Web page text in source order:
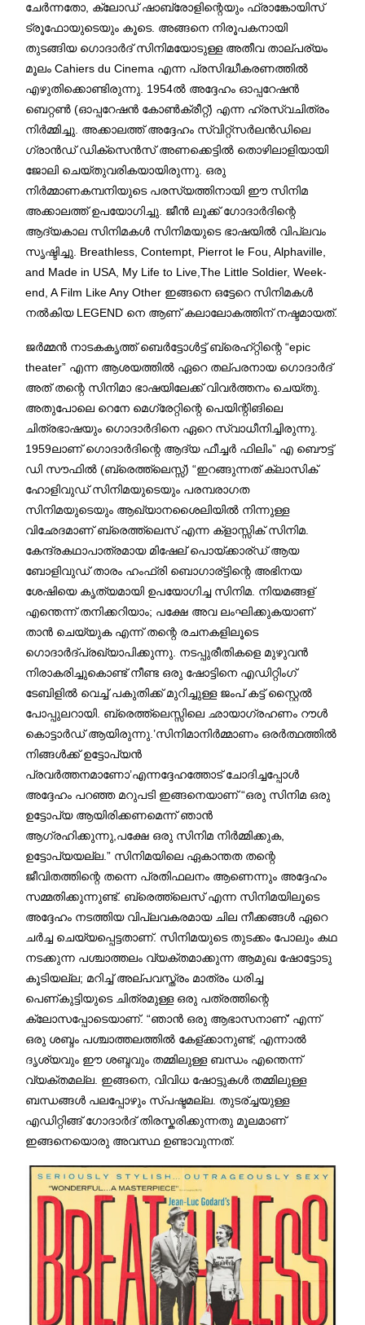
ചേർന്നതോ, ക്ലോഡ് ഷാബ്രോളിന്റെയും ഫ്രാങ്കോയിസ്
ട്രൂഫോയുടെയും കൂടെ. അങ്ങനെ നിരൂപകനായി
തുടങ്ങിയ ഗൊദാർദ് സിനിമയോടുള്ള അതീവ താല്പര്യം
മൂലം Cahiers du Cinema എന്ന പ്രസിദ്ധീകരണത്തിൽ
എഴുതിക്കൊണ്ടിരുന്നു. 1954ൽ അദ്ദേഹം ഓപ്പറേഷൻ
ബെറ്റൺ (ഓപ്പറേഷൻ കോൺക്രീറ്റ്) എന്ന ഹ്രസ്വചിത്രം
നിർമ്മിച്ചു. അക്കാലത്ത് അദ്ദേഹം സ്വിറ്റ്സർലൻഡിലെ
ഗ്രാൻഡ് ഡിക്സെൻസ് അണക്കെട്ടിൽ തൊഴിലാളിയായി
ജോലി ചെയ്തുവരികയായിരുന്നു. ഒരു
നിർമ്മാണകമ്പനിയുടെ പരസ്യത്തിനായി ഈ സിനിമ
അക്കാലത്ത് ഉപയോഗിച്ചു. ജീൻ ലൂക്ക് ഗോദാർദിന്റെ
ആദ്യകാല സിനിമകൾ സിനിമയുടെ ഭാഷയിൽ വിപ്ലവം
സൃഷ്ടിച്ചു. Breathless, Contempt, Pierrot le Fou, Alphaville,
and Made in USA, My Life to Live,The Little Soldier, Week-
end, A Film Like Any Other ഇങ്ങനെ ഒട്ടേറെ സിനിമകൾ
നൽകിയ LEGEND നെ ആണ് കലാലോകത്തിന് നഷ്ടമായത്.
ജർമ്മൻ നാടകകൃത്ത് ബെർട്ടോൾട്ട് ബ്രെഹ്റ്റിന്റെ “epic
theater” എന്ന ആശയത്തിൽ ഏറെ തല്പരനായ ഗൊദാർദ്
അത് തന്റെ സിനിമാ ഭാഷയിലേക്ക് വിവർത്തനം ചെയ്തു.
അതുപോലെ റെനേ മെഗ്രേറ്റിന്റെ പെയിന്റിങിലെ
ചിത്രഭാഷയും ഗൊദാർദിനെ ഏറെ സ്വാധീനിച്ചിരുന്നു.
1959ലാണ് ഗൊദാർദിന്റെ ആദ്യ ഫീച്ചർ ഫിലിം” എ ബൌട്ട്
ഡി സൗഫിൽ (ബ്രെത്ത്ലെസ്സ്) “ഇറങ്ങുന്നത് ക്ലാസിക്
ഹോളിവുഡ് സിനിമയുടെയും പരമ്പരാഗത
സിനിമയുടെയും ആഖ്യാനശൈലിയിൽ നിന്നുള്ള
വിഛേദമാണ് ബ്രെത്ത്ലെസ് എന്ന ക്ളാസ്സിക് സിനിമ.
കേന്ദ്രകഥാപാത്രമായ മിഷേല് പൊയ്ക്കാര്ഡ് ആയ
ബോളിവുഡ് താരം ഹംഫ്രി ബൊഗാര്ട്ടിന്റെ അഭിനയ
ശേഷിയെ കൃത്യമായി ഉപയോഗിച്ച സിനിമ. നിയമങ്ങള്
എന്തെന്ന് തനിക്കറിയാം; പക്ഷേ അവ ലംഘിക്കുകയാണ്
താൻ ചെയ്യുക എന്ന് തന്റെ രചനകളിലൂടെ
ഗൊദാർദ്പ്രഖ്യാപിക്കുന്നു. നടപ്പുരീതികളെ മുഴുവൻ
നിരാകരിച്ചുകൊണ്ട് നീണ്ട ഒരു ഷോട്ടിനെ എഡിറ്റിംഗ്
ടേബിളിൽ വെച്ച് പകുതിക്ക് മുറിച്ചുള്ള ജംപ് കട്ട് സ്റ്റൈൽ
പോപ്പുലറായി. ബ്രെത്ത്ലെസ്സിലെ ഛായാഗ്രഹണം റൗൾ
കൊട്ടാർഡ് ആയിരുന്നു.’സിനിമാനിർമ്മാണം ഒരർത്ഥത്തിൽ
നിങ്ങൾക്ക് ഉട്ടോപ്യൻ
പ്രവർത്തനമാണോ’എന്നദ്ദേഹത്തോട് ചോദിച്ചപ്പോൾ
അദ്ദേഹം പറഞ്ഞ മറുപടി ഇങ്ങനെയാണ് “ഒരു സിനിമ ഒരു
ഉട്ടോപ്യ ആയിരിക്കണമെന്ന് ഞാൻ
ആഗ്രഹിക്കുന്നു,പക്ഷേ ഒരു സിനിമ നിർമ്മിക്കുക,
ഉട്ടോപ്യയല്ല.” സിനിമയിലെ ഏകാന്തത തന്റെ
ജീവിതത്തിന്റെ തന്നെ പ്രതിഫലനം ആണെന്നും അദ്ദേഹം
സമ്മതിക്കുന്നുണ്ട്. ബ്രെത്ത്ലെസ് എന്ന സിനിമയിലൂടെ
അദ്ദേഹം നടത്തിയ വിപ്ലവകരമായ ചില നീക്കങ്ങൾ ഏറെ
ചർച്ച ചെയ്യപ്പെട്ടതാണ്. സിനിമയുടെ തുടക്കം പോലും കഥ
നടക്കുന്ന പശ്ചാത്തലം വ്യക്തമാക്കുന്ന ആമുഖ ഷോട്ടോടു
കൂടിയല്ല; മറിച്ച് അല്പവസ്ത്രം മാത്രം ധരിച്ച
പെണ്കുട്ടിയുടെ ചിത്രമുള്ള ഒരു പത്രത്തിന്റെ
ക്ലോസപ്പോടെയാണ്. “ഞാൻ ഒരു ആഭാസനാണ്’ എന്ന്
ഒരു ശബ്ദം പശ്ചാത്തലത്തിൽ കേള്ക്കാനുണ്ട്; എന്നാൽ
ദൃശ്യവും ഈ ശബ്ദവും തമ്മിലുള്ള ബന്ധം എന്തെന്ന്
വ്യക്തമല്ല. ഇങ്ങനെ, വിവിധ ഷോട്ടുകൾ തമ്മിലുള്ള
ബന്ധങ്ങൾ പലപ്പോഴും സ്പഷ്ടമല്ല. തുടര്ച്ചയുള്ള
എഡിറ്റിങ്ങ് ഗോദാർദ് തിരസ്കരിക്കുന്നതു മൂലമാണ്
ഇങ്ങനെയൊരു അവസ്ഥ ഉണ്ടാവുന്നത്.